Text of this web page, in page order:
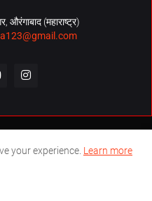
औरंगाबाद (महाराष्ट्र)
Technical Support by
The Focus India Policy
your experience. Learn more